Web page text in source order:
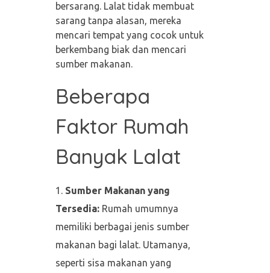
bersarang. Lalat tidak membuat
sarang tanpa alasan, mereka
mencari tempat yang cocok untuk
berkembang biak dan mencari
sumber makanan.
Beberapa
Faktor Rumah
Banyak Lalat
Sumber Makanan yang
Tersedia:Rumah umumnya
memiliki berbagai jenis sumber
makanan bagi lalat. Utamanya,
seperti sisa makanan yang